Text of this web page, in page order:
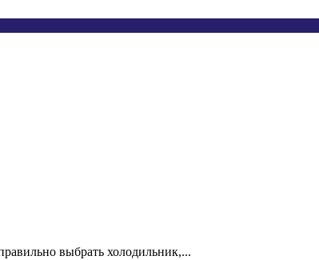
выбрать холодильник,...